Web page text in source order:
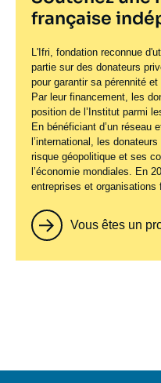
française
L'Ifri, fondation reconnue
partie sur des donateurs
pour garantir sa pérennité
Par leur financement, les
position de l’Institut parmi
En bénéficiant d’un réseau
l’international, les
risque géopolitique et ses
l’économie mondiales. En
entreprises et organisations
Vous êtes un